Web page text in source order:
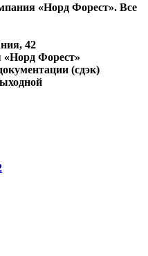
«Норд Форест». Все
42
Форест»
(сдэк)